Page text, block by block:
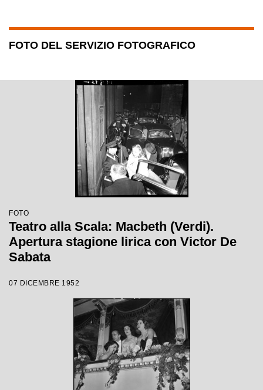
FOTO DEL SERVIZIO FOTOGRAFICO
FOTO
Teatro alla Scala: Macbeth (Verdi).
Apertura stagione lirica con Victor De
Sabata
07 DICEMBRE 1952